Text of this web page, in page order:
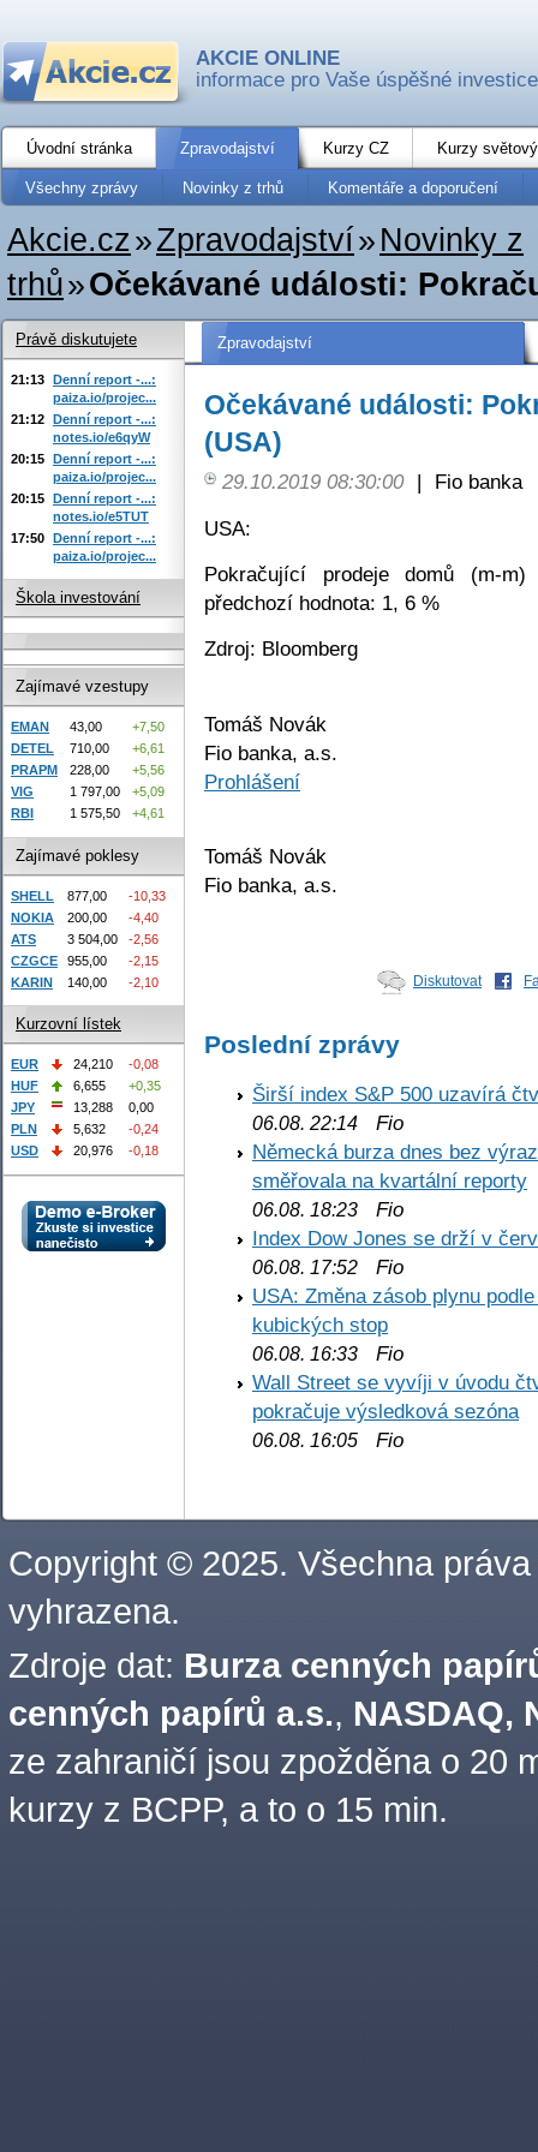
AKCIE ONLINE
informace pro Vaše úspěšné investice
Úvodní stránka Zpravodajství Kurzy CZ Kurzy
Všechny zprávy Novinky z trhů Komentáře a doporučení
Akcie.cz»Zpravodajství» Novinky z
trhů»Očekávané události:
Zpravodajství
Očekávané události:
(USA)
29.10.2019 08:30:00 |
Fio banka
USA:
Pokračující prodeje domů (m-
předchozí hodnota: 1, 6 %
Zdroj: Bloomberg
Tomáš Novák
Fio banka, a.s.
Prohlášení
Tomáš Novák
Fio banka, a.s.
Diskutovat
Poslední zprávy
Širší index S&P 500 uzavírá
06.08. 22:14 Fio
Německá burza dnes bez
směřovala na kvartální reporty
06.08. 18:23 Fio
Index Dow Jones se drží v
06.08. 17:52 Fio
USA: Změna zásob plynu
kubických stop
06.08. 16:33 Fio
Wall Street se vyvíji v úvodu
pokračuje výsledková sezóna
06.08. 16:05 Fio
Právě diskutujete
21:13 Denní report -...:
paiza.io/projec...
21:12 Denní report -...:
notes.io/e6qyW
20:15 Denní report -...:
paiza.io/projec...
20:15 Denní report -...:
notes.io/e5TUT
17:50 Denní report -...:
paiza.io/projec...
Škola investování
Zajímavé vzestupy
EMAN 43,00
+7,50
DETEL
710,00
+6,61
PRAPM
228,00
+5,56
VIG
1 797,00
+5,09
RBI
1 575,50 +4,61
Zajímavé poklesy
SHELL 877,00
-10,33
NOKIA
200,00
-4,40
ATS
3 504,00
-2,56
CZGCE
955,00
-2,15
KARIN
140,00 -2,10
Kurzovní lístek
EUR 24,210
-0,08
HUF
6,655
+0,35
JPY
13,288
0,00
PLN
5,632
-0,24
USD
20,976 -0,18
Copyright © 2025. Všechna práva
vyhrazena.
Zdroje dat: Burza cenných
cenných papírů a.s., NASDAQ,
ze zahraničí jsou zpožděna o 20
kurzy z BCPP, a to o 15 min.